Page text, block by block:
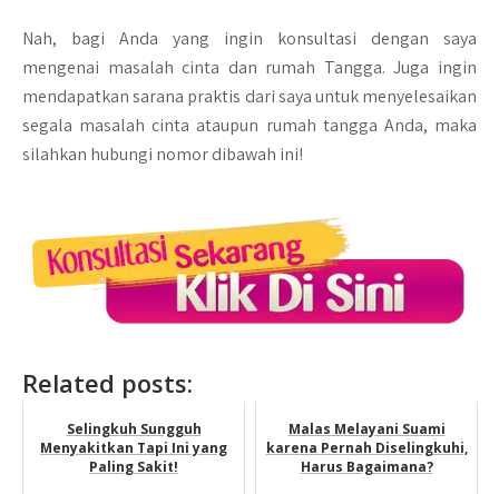
Nah, bagi Anda yang ingin konsultasi dengan saya
mengenai masalah cinta dan rumah Tangga. Juga ingin
mendapatkan sarana praktis dari saya untuk menyelesaikan
segala masalah cinta ataupun rumah tangga Anda, maka
silahkan hubungi nomor dibawah ini!
Related posts:
Selingkuh Sungguh
Menyakitkan Tapi Ini yang
Paling Sakit!
Malas Melayani Suami
karena Pernah Diselingkuhi,
Harus Bagaimana?